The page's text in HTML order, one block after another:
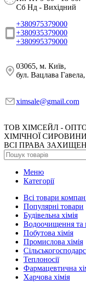
Сб Нд - Вихідний
+380975379000
+380935379000
+380995379000
03065, м. Київ,
бул. Вацлава
ximsale@gmail.com
ТОВ ХІМСЕЙЛ -
ХІМІЧНОЇ
ВСІ ПРАВА
Меню
Категорії
Всі товари
Популярні товари
Будівельна хімія
Водоочищення та
Побутова хімія
Промислова хімія
Теплоносії
Фармацевтична
Харчова хімія